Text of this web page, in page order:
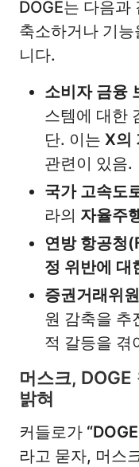
DOGE는 다음과
축소하거나 기
니다.
소비자 금융
스템에 대한
단. 이는 X의
관련이 있음.
국가 고속도
라의 자율주
연방 항공청
정 위반에 대
증권거래위
원 감축을 추
적 갈등을 겪
머스크,
밝혀
커들로가
라고 묻자, 머스